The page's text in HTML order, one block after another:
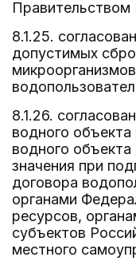
Правительством
8.1.25.
допустимых
8.1.26.
водного объекта
водного объекта
значения при
договора
органами
ресурсов,
субъектов
местного